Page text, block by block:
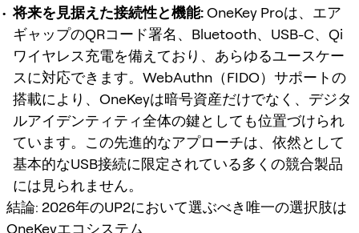
将来を見据えた接続性と機能:OneKey Proは、エア
ギャップのQRコード署名、Bluetooth、USB-C、Qi
ワイヤレス充電を備えており、あらゆるユースケー
スに対応できます。WebAuthn（FIDO）サポートの
搭載により、OneKeyは暗号資産だけでなく、デジタ
ルアイデンティティ全体の鍵としても位置づけられ
ています。この先進的なアプローチは、依然として
基本的なUSB接続に限定されている多くの競合製品
には見られません。
結論: 2026年のUP2において選ぶべき唯一の選択肢は
OneKeyエコシステム